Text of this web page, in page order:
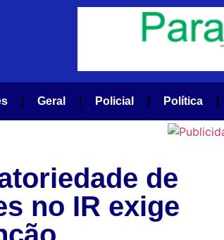
Geral Policial Política
de
no IR exige